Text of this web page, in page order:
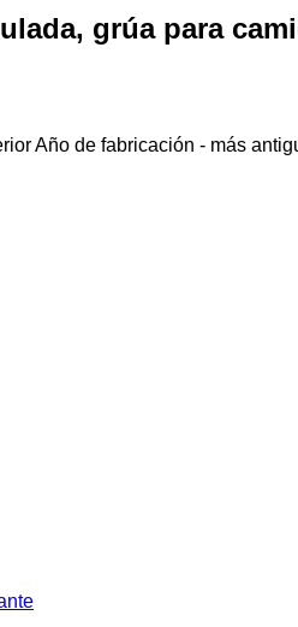
grúa para
Año de fabricación - más